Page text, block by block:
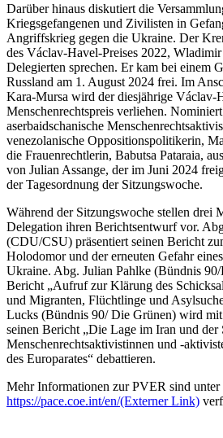
Darüber hinaus diskutiert die
Kriegsgefangenen und Zivilisten in
Angriffskrieg gegen die Ukraine. Der
des Václav-Havel-Preises 2022,
Delegierten sprechen. Er kam bei einem
Russland am 1. August 2024 frei. Im
Kara-Mursa wird der diesjährige Václav-
Menschenrechtspreis verliehen.
aserbaidschanische
venezolanische Oppositionspolitikerin,
die Frauenrechtlerin, Babutsa Pataraia,
von Julian Assange, der im Juni 2024
der Tagesordnung der Sitzungswoche.
Während der Sitzungswoche stellen drei
Delegation ihren Berichtsentwurf vor.
(CDU/CSU) präsentiert seinen Bericht
Holodomor und der erneuten Gefahr
Ukraine. Abg. Julian Pahlke (Bündnis
Bericht „Aufruf zur Klärung des
und Migranten, Flüchtlinge und
Lucks (Bündnis 90/ Die Grünen) wird
seinen Bericht „Die Lage im Iran und der
Menschenrechtsaktivistinnen und -
des Europarates“ debattieren.
Mehr Informationen zur PVER sind unter
https://pace.coe.int/en/(Externer Link)